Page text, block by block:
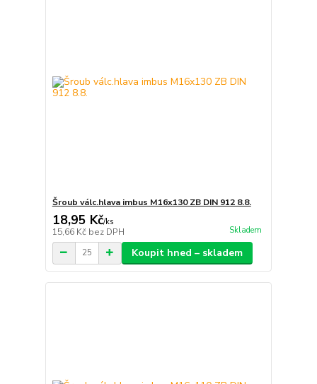
Šroub válc.hlava imbus M16x130 ZB DIN 912 8.8.
18,95 Kč/ks
15,66 Kč bez DPH Skladem
Koupit hned – skladem